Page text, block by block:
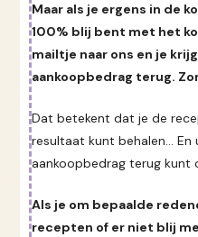
Maar als je ergens in de
100% blij bent met het
mailtje naar ons en je
aankoopbedrag terug.
Dat betekent dat je de
resultaat kunt behalen...
aankoopbedrag terug kunt
Als je om bepaalde
recepten of er niet blij